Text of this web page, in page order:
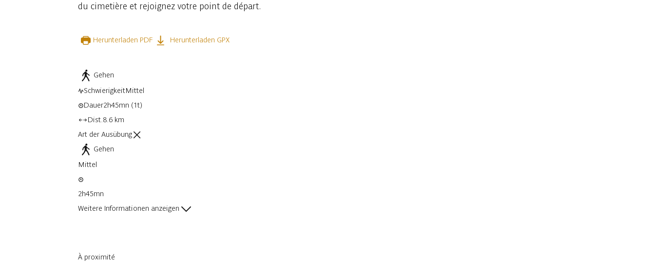
du cimetière et rejoignez votre point de départ.
Herunterladen PDF Herunterladen GPX
Gehen
SchwierigkeitMittel
Dauer2h45mn (1t)
Dist.8.6 km
Art der Ausübung
Gehen
Mittel
2h45mn
Weitere Informationen anzeigen
À proximité